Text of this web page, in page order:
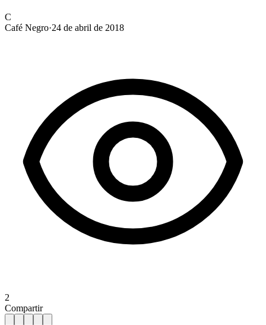
C
Café Negro·24 de abril de 2018
2
Compartir